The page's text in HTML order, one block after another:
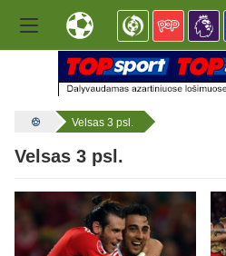
Velsas 3 psl.
Velsas 3 psl.